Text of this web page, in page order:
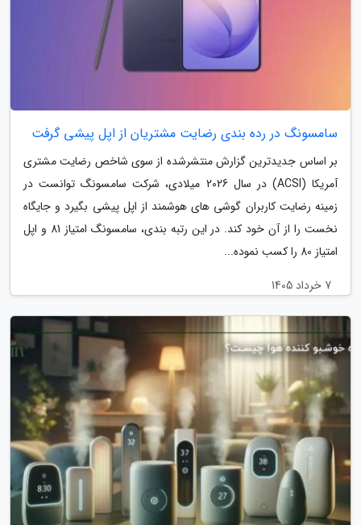
سامسونگ در رده بندی رضایت مشتریان از اپل پیشی گرفت
بر اساس جدیدترین گزارش منتشرشده از سوی شاخص رضایت مشتری
آمریکا (ACSI) در سال 2026 میلادی، شرکت سامسونگ توانست در
زمینه رضایت کاربران گوشی های هوشمند از اپل پیشی بگیرد و جایگاه
نخست را از آن خود کند. در این رتبه بندی، سامسونگ امتیاز 81 و اپل
امتیاز 80 را کسب نموده...
7 خرداد 1405